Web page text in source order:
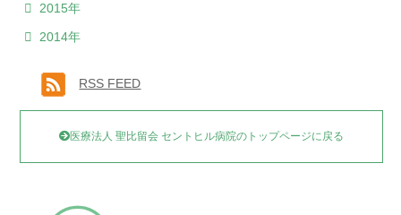
2015年
2014年
RSS FEED
医療法人 聖比留会 セントヒル病院のトップページに戻る